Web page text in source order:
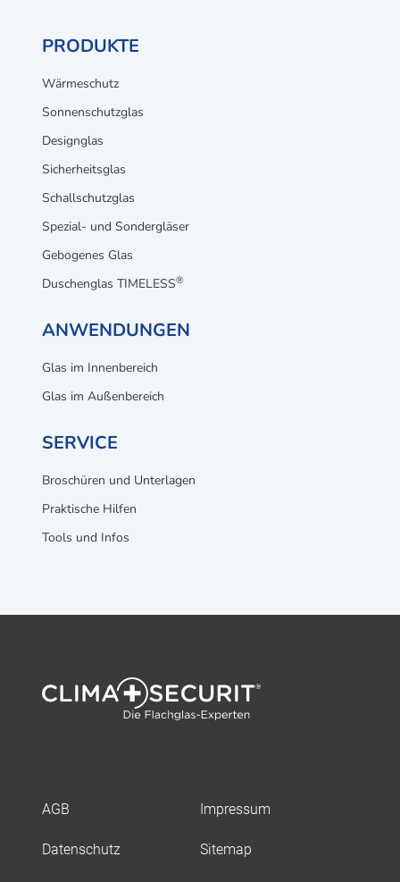
PRODUKTE
Wärmeschutz
Sonnenschutzglas
Designglas
Sicherheitsglas
Schallschutzglas
Spezial- und Sondergläser
Gebogenes Glas
Duschenglas TIMELESS®
ANWENDUNGEN
Glas im Innenbereich
Glas im Außenbereich
SERVICE
Broschüren und Unterlagen
Praktische Hilfen
Tools und Infos
AGB Impressum
Datenschutz Sitemap